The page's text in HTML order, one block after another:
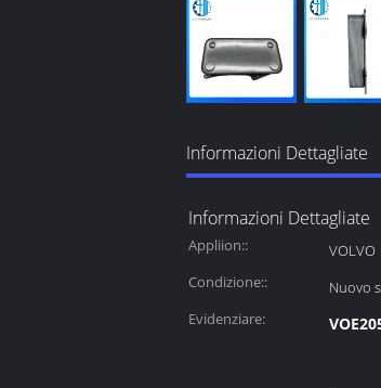
Informazioni Dettagliate
Informazioni Dettagliate
Appliion:: VOLVO
Condizione::
Nuovo
Evidenziare: